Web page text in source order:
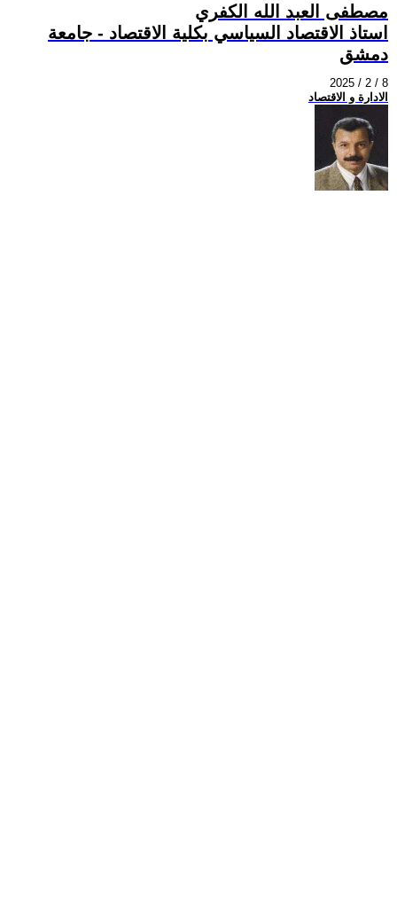
مصطفى العبد الله الكفري
استاذ الاقتصاد السياسي بكلية الاقتصاد - جامعة
دمشق
2025 / 2 / 8
الادارة و الاقتصاد